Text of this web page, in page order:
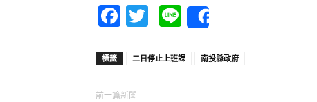
Facebook
Twitter
Line
標籤 二日停止上班課 南投縣政府
前一篇新聞